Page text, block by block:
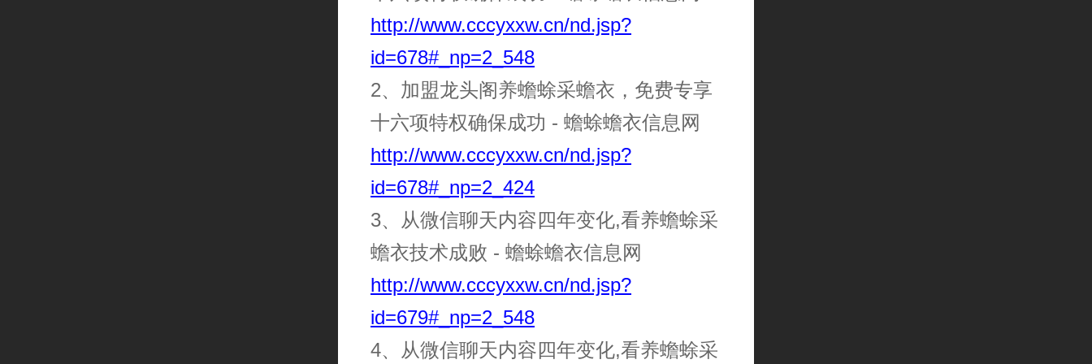
http://www.cccyxxw.cn/nd.jsp?
id=678#_np=2_548
2、 加盟龙头阁养蟾蜍采蟾衣，免费专享
十六项特权确保成功 - 蟾蜍蟾衣信息网
http://www.cccyxxw.cn/nd.jsp?
id=678#_np=2_424
3、
从微信聊天内容四年变化,看养蟾蜍采
蟾衣技术成败 - 蟾蜍蟾衣信息网
http://www.cccyxxw.cn/nd.jsp?
id=679#_np=2_548
4、 从微信聊天内容四年变化,看养蟾蜍采